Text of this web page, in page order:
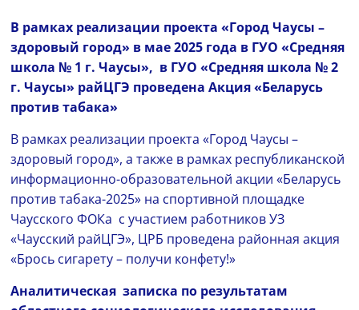
В рамках реализации проекта «Город Чаусы –
здоровый город» в мае 2025 года в ГУО «Средняя
школа № 1 г. Чаусы», в ГУО «Средняя школа № 2
г. Чаусы» райЦГЭ проведена Акция «Беларусь
против табака»
В рамках реализации проекта «Город Чаусы –
здоровый город», а также в рамках республиканской
информационно-образовательной акции «Беларусь
против табака-2025» на спортивной площадке
Чаусского ФОКа с участием работников УЗ
«Чаусский райЦГЭ», ЦРБ проведена районная акция
«Брось сигарету – получи конфету!»
Аналитическая записка по результатам